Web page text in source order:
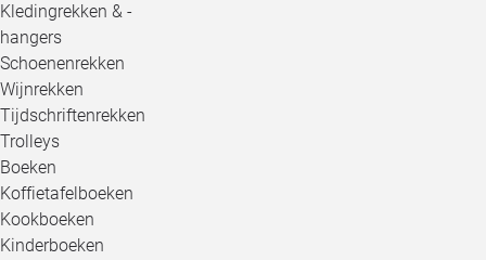
Kledingrekken & -
hangers
Schoenenrekken
Wijnrekken
Tijdschriftenrekken
Trolleys
Boeken
Koffietafelboeken
Kookboeken
Kinderboeken